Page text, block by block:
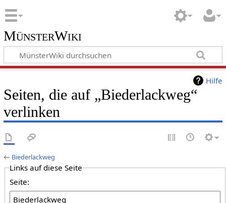
MünsterWiki
Hilfe
Seiten, die auf „Biederlackweg“
verlinken
← Biederlackweg
Links auf diese Seite
Seite: